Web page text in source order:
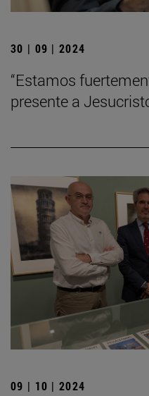
30 | 09 | 2024
“Estamos
presente a
09 | 10 | 2024